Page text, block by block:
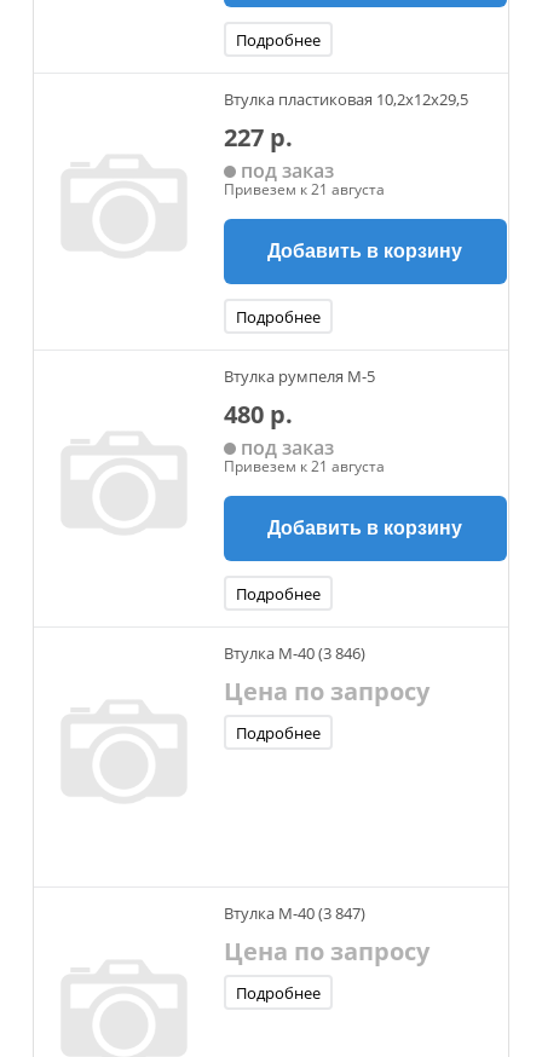
Подробнее
Втулка пластиковая 10,2x12x29,5
227 р.
под заказ
Привезем к 21 августа
Добавить в корзину
Подробнее
Втулка румпеля М-5
480 р.
под заказ
Привезем к 21 августа
Добавить в корзину
Подробнее
Втулка М-40 (3 846)
Цена по запросу
Подробнее
Втулка М-40 (3 847)
Цена по запросу
Подробнее